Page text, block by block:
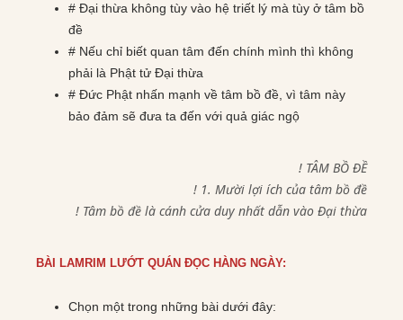
# Đại thừa không tùy vào hệ triết lý mà tùy ở tâm bồ
đề
# Nếu chỉ biết quan tâm đến chính mình thì không
phải là Phật tử Đại thừa
# Đức Phật nhấn mạnh về tâm bồ đề, vì tâm này
bảo đảm sẽ đưa ta đến với quả giác ngộ
! TÂM BỒ ĐỀ
! 1. Mười lợi ích của tâm bồ đề
! Tâm bồ đề là cánh cửa duy nhất dẫn vào Đại thừa
BÀI LAMRIM LƯỚT QUÁN ĐỌC HÀNG NGÀY:
Chọn một trong những bài dưới đây: